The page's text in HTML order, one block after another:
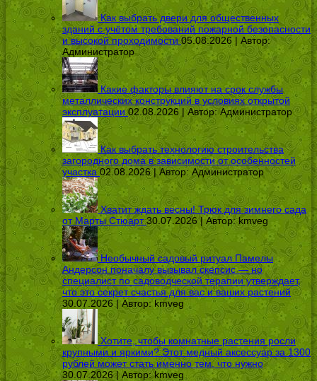
Как выбрать двери для общественных
зданий с учётом требований пожарной безопасности
и высокой проходимости 05.08.2026 | Автор:
Администратор
Какие факторы влияют на срок службы
металлических конструкций в условиях открытой
эксплуатации 02.08.2026 | Автор:Администратор
Как выбрать технологию строительства
загородного дома в зависимости от особенностей
участка 02.08.2026 | Автор:Администратор
Хватит ждать весны! Трюк для зимнего сада
от Марты Стюарт 30.07.2026 | Автор:kmveg
Необычный садовый ритуал Памелы
Андерсон поначалу вызывал скепсис — но
специалист по садоводческой терапии утверждает,
что это секрет счастья для вас и ваших растений
30.07.2026 | Автор:kmveg
Хотите, чтобы комнатные растения росли
крупными и яркими? Этот медный аксессуар за 1300
рублей может стать именно тем, что нужно
30.07.2026 | Автор:kmveg